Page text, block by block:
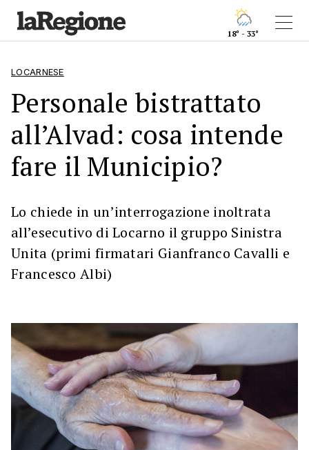
18° - 33°
LOCARNESE
Personale bistrattato
all’Alvad: cosa intende
fare il Municipio?
Lo chiede in un’interrogazione inoltrata
all’esecutivo di Locarno il gruppo Sinistra
Unita (primi firmatari Gianfranco Cavalli e
Francesco Albi)